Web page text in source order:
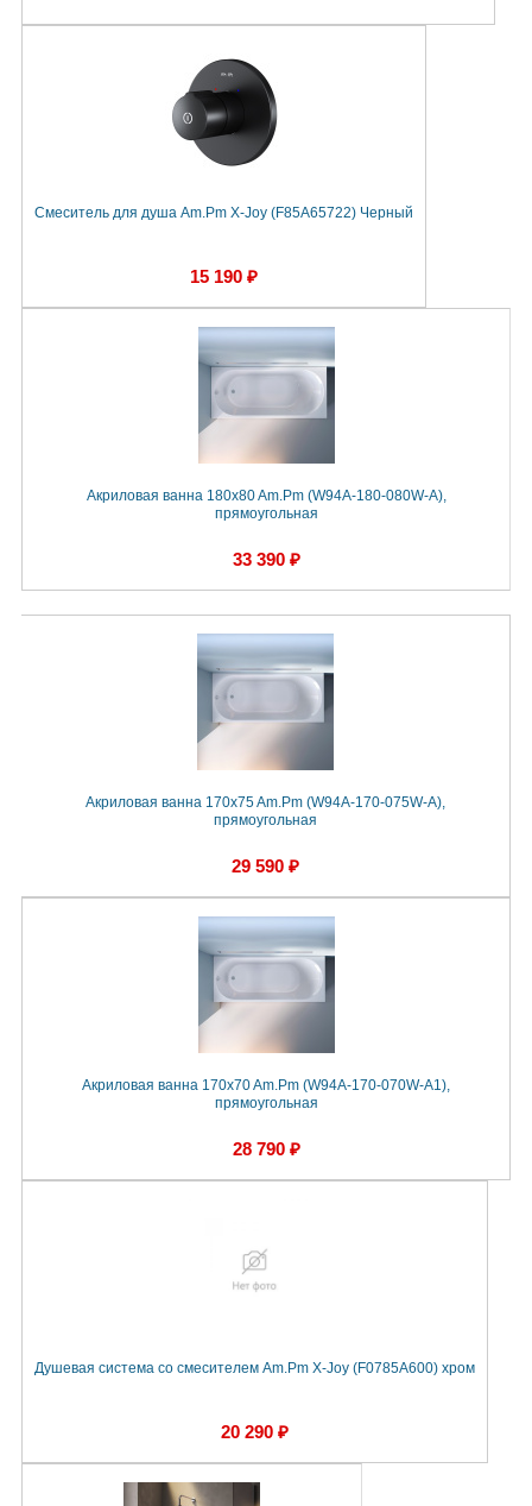
Смеситель для душа Am.Pm X-Joy (F85A65722) Черный
15 190 ₽
Акриловая ванна 180x80 Am.Pm (W94A-180-080W-A),
прямоугольная
33 390 ₽
Акриловая ванна 170x75 Am.Pm (W94A-170-075W-A),
прямоугольная
29 590 ₽
Акриловая ванна 170x70 Am.Pm (W94A-170-070W-A1),
прямоугольная
28 790 ₽
Душевая система со смесителем Am.Pm X-Joy (F0785A600) хром
20 290 ₽